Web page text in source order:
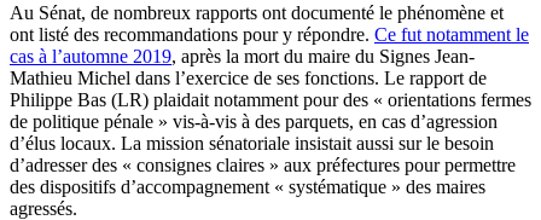
Au Sénat, de nombreux rapports ont documenté le phénomène et
ont listé des recommandations pour y répondre. Ce fut notamment le
cas à l’automne 2019, après la mort du maire du Signes Jean-
Mathieu Michel dans l’exercice de ses fonctions. Le rapport de
Philippe Bas (LR) plaidait notamment pour des « orientations fermes
de politique pénale » vis-à-vis à des parquets, en cas d’agression
d’élus locaux. La mission sénatoriale insistait aussi sur le besoin
d’adresser des « consignes claires » aux préfectures pour permettre
des dispositifs d’accompagnement « systématique » des maires
agressés.